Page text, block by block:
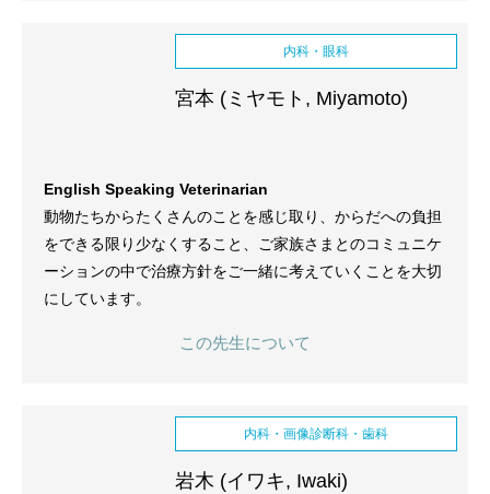
内科・眼科
宮本 (ミヤモト, Miyamoto)
English Speaking Veterinarian
動物たちからたくさんのことを感じ取り、からだへの負担
をできる限り少なくすること、ご家族さまとのコミュニケ
ーションの中で治療方針をご一緒に考えていくことを大切
にしています。
この先生について
内科・画像診断科・歯科
岩木 (イワキ, Iwaki)